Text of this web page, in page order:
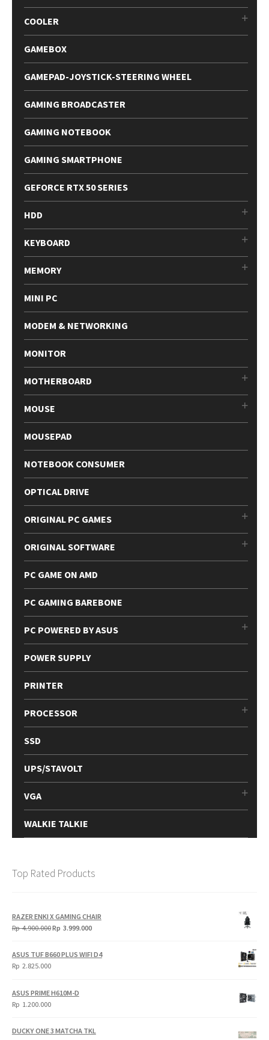
COOLER
GAMEBOX
GAMEPAD-JOYSTICK-STEERING WHEEL
GAMING BROADCASTER
GAMING NOTEBOOK
GAMING SMARTPHONE
GEFORCE RTX 50 SERIES
HDD
KEYBOARD
MEMORY
MINI PC
MODEM & NETWORKING
MONITOR
MOTHERBOARD
MOUSE
MOUSEPAD
NOTEBOOK CONSUMER
OPTICAL DRIVE
ORIGINAL PC GAMES
ORIGINAL SOFTWARE
PC GAME ON AMD
PC GAMING BAREBONE
PC POWERED BY ASUS
POWER SUPPLY
PRINTER
PROCESSOR
SSD
UPS/STAVOLT
VGA
WALKIE TALKIE
Top Rated Products
RAZER ENKI X GAMING CHAIR
Rp4.900.000Original
Rp 3.999.000Current
ASUS TUF B660 PLUS WIFI D4
Rp 2.825.000
ASUS PRIME H610M-D
Rp 1.200.000
DUCKY ONE 3 MATCHA TKL